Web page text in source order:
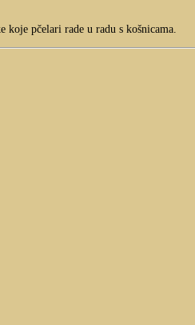
koje pčelari rade u radu s košnicama.